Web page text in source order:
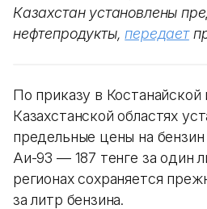
Казахстан установлены
нефтепродукты,передает
По приказу в
Казахстанской областях
предельные цены на
Аи-93 — 187 тенге за один
регионах сохраняется
за литр бензина.